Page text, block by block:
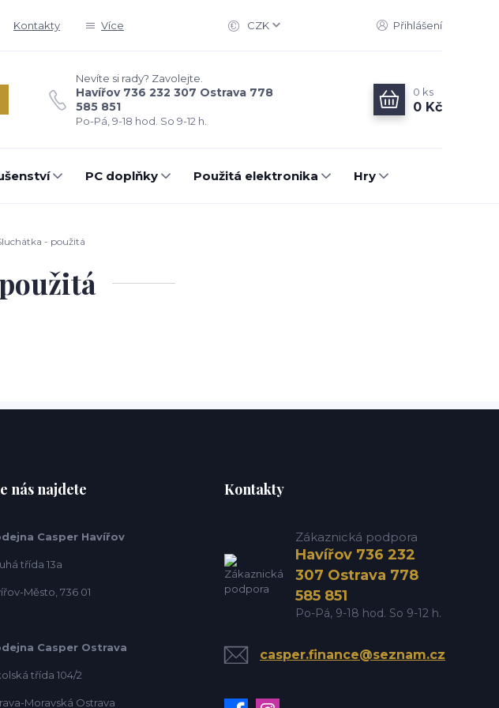
Kontakty Více CZK Přihlášení
Nevíte si rady? Zavolejte.
Havířov 736 232 307 Ostrava 778
585 851
Po-Pá, 9-18 hod. So 9-12 h.
0 ks
0 Kč
PC doplňky Použitá elektronika Hry
- použitá
nás najdete
Casper Havířov
třída 13a
Město, 736 01
Casper Ostrava
třída 104/2
Moravská Ostrava
Kontakty
Zákaznická podpora
Havířov 736 232
307 Ostrava 778
585 851
Po-Pá, 9-18 hod. So 9-12 h.
casper.finance@seznam.cz